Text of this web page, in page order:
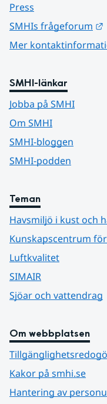
Press
SMHIs frågeforum
Mer
SMHI-länkar
Jobba på SMHI
Om SMHI
SMHI-bloggen
SMHI-podden
Teman
Havsmiljö i kust och
Kunskapscentrum
Luftkvalitet
SIMAIR
Sjöar och vattendrag
Om webbplatsen
Kakor på smhi.se
Hantering av